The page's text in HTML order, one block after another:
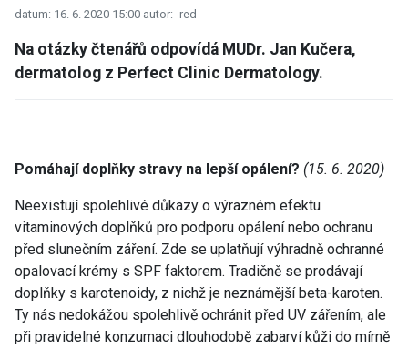
datum: 16. 6. 2020 15:00 autor: -red-
Na otázky čtenářů odpovídá MUDr. Jan Kučera,
dermatolog z Perfect Clinic Dermatology.
Pomáhají doplňky stravy na lepší opálení? (15. 6. 2020)
Neexistují spolehlivé důkazy o výrazném efektu
vitaminových doplňků pro podporu opálení nebo ochranu
před slunečním záření. Zde se uplatňují výhradně ochranné
opalovací krémy s SPF faktorem. Tradičně se prodávají
doplňky s karotenoidy, z nichž je neznámější beta-karoten.
Ty nás nedokážou spolehlivě ochránit před UV zářením, ale
při pravidelné konzumaci dlouhodobě zabarví kůži do mírně